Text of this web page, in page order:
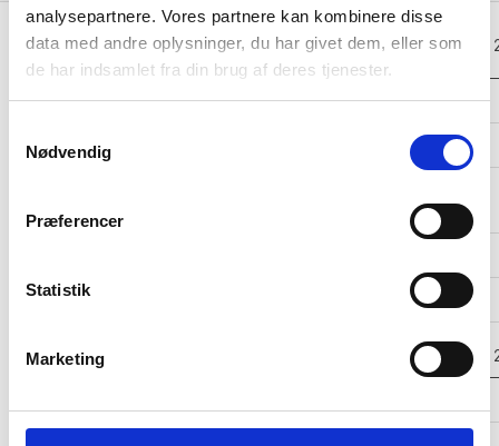
analysepartnere. Vores partnere kan kombinere disse
data med andre oplysninger, du har givet dem, eller som
de har indsamlet fra din brug af deres tjenester.
Nødvendig
Præferencer
Statistik
Marketing
Resultat i 1000
DKK
2025-12 2024-12 2023-12
Nettoomsætning - - -
Bruttofortjeneste -30
(EBIT)
-
Årets Resultat 14.028
Balance i 1000 DKK 2023-12